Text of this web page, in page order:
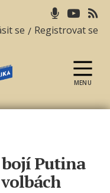
se / Registrovat se
MENU
bojí Putina